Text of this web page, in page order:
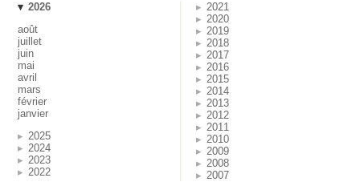
2026
août
juillet
juin
mai
avril
mars
février
janvier
2025
2024
2023
2022
2021
2020
2019
2018
2017
2016
2015
2014
2013
2012
2011
2010
2009
2008
2007